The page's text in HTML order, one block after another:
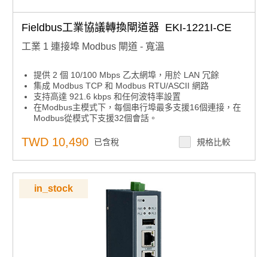
Fieldbus工業協議轉換閘道器 EKI-1221I-CE
工業 1 連接埠 Modbus 閘道 - 寬溫
提供 2 個 10/100 Mbps 乙太網埠，用於 LAN 冗餘
集成 Modbus TCP 和 Modbus RTU/ASCII 網路
支持高達 921.6 kbps 和任何波特率設置
在Modbus主模式下，每個串行埠最多支援16個連接，在
Modbus從模式下支援32個會話。
安裝在 DIN 導軌和壁掛支架上
內置 15 KV ESD 保護，適用於所有串行信號
自動 RS-485 數據流控制
支援線對線 2 KV 和線對地 4 KV 直流電源埠的電湧保護;
適用於 4 KV 的信號埠
寬工作溫度範圍
TWD 10,490 已含稅 規格比較
in_stock